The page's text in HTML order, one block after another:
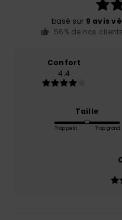
basé sur 9 avis
56% de nos
Confort
4.4
Taille
Trop petit Trop grand